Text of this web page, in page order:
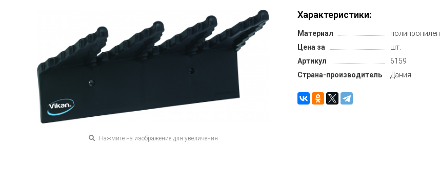
Нажмите на изображение для увеличения
Характеристики:
Материал
полипропилен
Цена за
шт.
Артикул
6159
Страна-производитель
Дания